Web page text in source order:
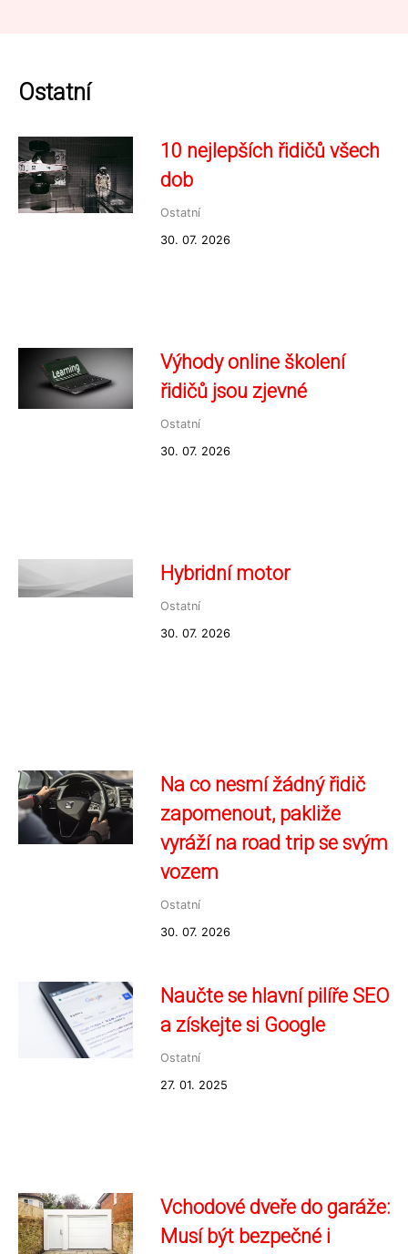
Ostatní
10 nejlepších řidičů všech
dob
Ostatní
30. 07. 2026
Výhody online školení
řidičů jsou zjevné
Ostatní
30. 07. 2026
Hybridní motor
Ostatní
30. 07. 2026
Na co nesmí žádný řidič
zapomenout, pakliže
vyráží na road trip se svým
vozem
Ostatní
30. 07. 2026
Naučte se hlavní pilíře SEO
a získejte si Google
Ostatní
27. 01. 2025
Vchodové dveře do garáže:
Musí být bezpečné i